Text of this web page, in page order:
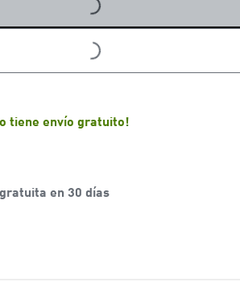
LOADING...
LOADING...
tiene envío gratuito!
en 30 días